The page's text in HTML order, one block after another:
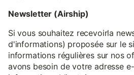
Newsletter (Airship)
Si vous souhaitez recevoirla
d'informations) proposée sur le
informations régulières sur nos
avons besoin de votre adresse